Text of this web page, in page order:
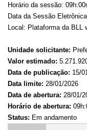
Horário da sessão:
Data da Sessão
Local: Plataforma da BLL
Unidade solicitante:
Valor estimado:
Data de publicação: 15/
Data limite: 28/01/2026
Data de abertura: 28/01/
Horário de abertura:
Status: Em andamento